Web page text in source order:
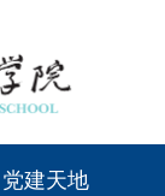
党建天地